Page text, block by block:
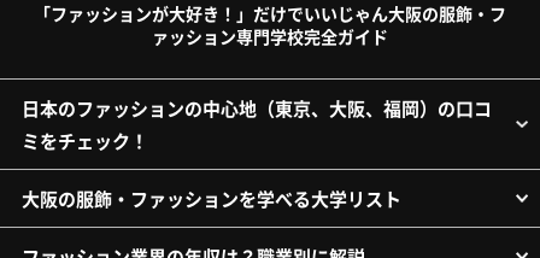
「ファッションが大好き！」だけでいいじゃん大阪の服飾・フ
ァッション専門学校完全ガイド
日本のファッションの中心地（東京、大阪、福岡）の口コ
ミをチェック！
大阪の服飾・ファッションを学べる大学リスト